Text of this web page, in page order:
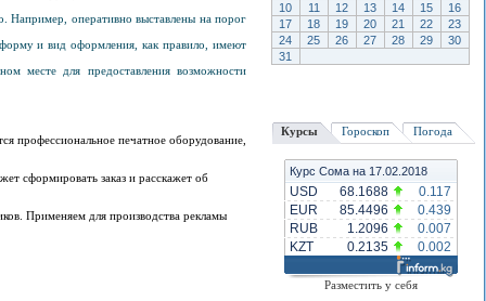
Например, оперативно выставлены на порог
форму и вид оформления, как правило, имеют
месте для предоставления возможности
профессиональное печатное оборудование,
сформировать заказ и расскажет об
Применяем для производства рекламы
10
11 12 13 14 15
16
17
18 19 20 21 22
23
24
25 26 27 28 29
30
31
Курсы Гороскоп Погода
Курс Сома на 17.02.2018
USD 68.1688
0.117
EUR
85.4496
0.439
RUB
1.2096
0.007
KZT
0.2135 0.002
Разместить у себя